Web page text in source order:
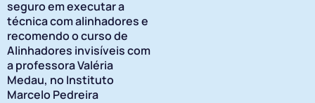
seguro em executar a
técnica com alinhadores e
recomendo o curso de
Alinhadores invisíveis com
a professora Valéria
Medau, no Instituto
Marcelo Pedreira